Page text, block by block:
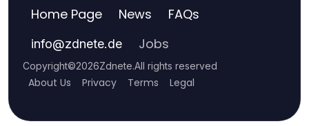
Home Page News FAQs
info@zdnete.de Jobs
Copyright©2026Zdnete.All rights reserved
About Us Privacy Terms Legal